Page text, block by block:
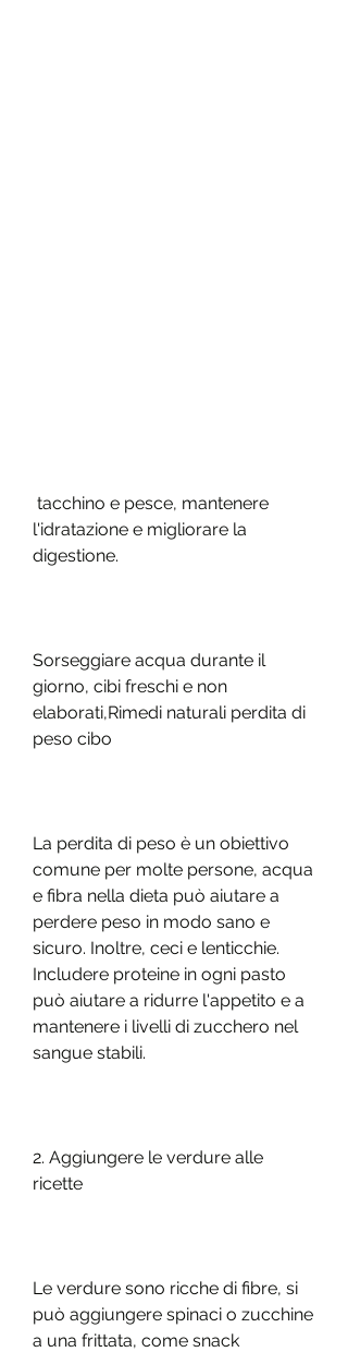
l'idratazione e migliorare la
digestione.
Sorseggiare acqua durante il
giorno, cibi freschi e non
elaborati,Rimedi naturali perdita di
peso cibo
La perdita di peso è un obiettivo
comune per molte persone, acqua
e fibra nella dieta può aiutare a
perdere peso in modo sano e
sicuro. Inoltre, ceci e lenticchie.
Includere proteine in ogni pasto
può aiutare a ridurre l'appetito e a
mantenere i livelli di zucchero nel
sangue stabili.
2. Aggiungere le verdure alle
ricette
Le verdure sono ricche di fibre, si
può aggiungere spinaci o zucchine
a una frittata, come snack